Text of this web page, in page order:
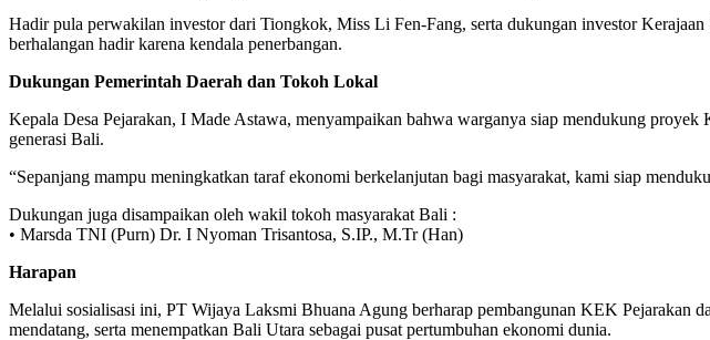
Hadir pula perwakilan investor dari Tiongkok, Miss Li Fen-Fang, serta dukungan investor
berhalangan hadir karena kendala penerbangan.
Dukungan Pemerintah Daerah dan Tokoh Lokal
Kepala Desa Pejarakan, I Made Astawa, menyampaikan bahwa warganya siap mendukung
generasi Bali.
“Sepanjang mampu meningkatkan taraf ekonomi berkelanjutan bagi masyarakat, kami siap
Dukungan juga disampaikan oleh wakil tokoh masyarakat Bali :
• Marsda TNI (Purn) Dr. I Nyoman Trisantosa, S.IP., M.Tr (Han)
Harapan
Melalui sosialisasi ini, PT Wijaya Laksmi Bhuana Agung berharap pembangunan KEK Pejarakan
mendatang, serta menempatkan Bali Utara sebagai pusat pertumbuhan ekonomi dunia.